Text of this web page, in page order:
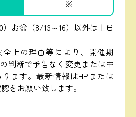
※
お盆（8/13～16）以外は土日
上の理由等により、開催期
判断で予告なく変更または中
ます。最新情報はHPまたは
をお願い致します。